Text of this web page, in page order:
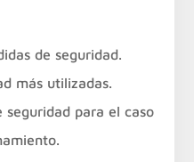
de seguridad.
más utilizadas.
seguridad para el caso